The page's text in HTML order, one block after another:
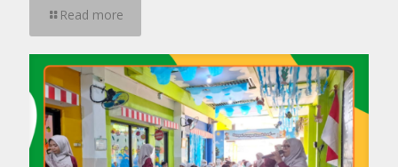
Read more